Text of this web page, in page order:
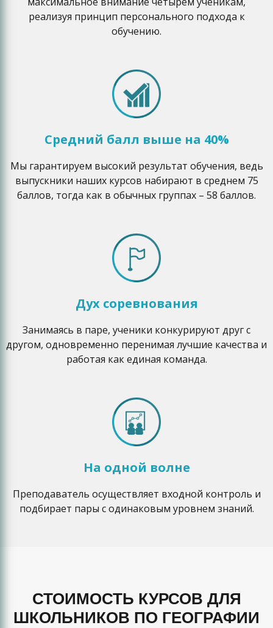
реализуя принцип персонального подхода к
обучению.
Средний балл выше на 40%
Мы гарантируем высокий результат обучения, ведь
выпускники наших курсов набирают в среднем 75
баллов, тогда как в обычных группах – 58 баллов.
Дух соревнования
Занимаясь в паре, ученики конкурируют друг с
другом, одновременно перенимая лучшие качества и
работая как единая команда.
На одной волне
Преподаватель осуществляет входной контроль и
подбирает пары с одинаковым уровнем знаний.
СТОИМОСТЬ КУРСОВ ДЛЯ
ШКОЛЬНИКОВ ПО ГЕОГРАФИИ